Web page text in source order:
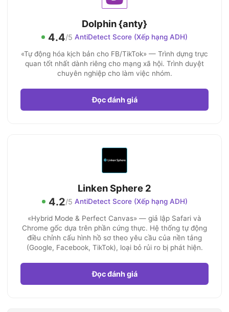
Dolphin {anty}
4.4/5 AntiDetect Score (Xếp hạng ADH)
«Tự động hóa kịch bản cho FB/TikTok» — Trình dựng trực
quan tốt nhất dành riêng cho mạng xã hội. Trình duyệt
chuyên nghiệp cho làm việc nhóm.
Đọc đánh giá
Linken Sphere 2
4.2/5 AntiDetect Score (Xếp hạng ADH)
«Hybrid Mode & Perfect Canvas» — giả lập Safari và
Chrome gốc dựa trên phần cứng thực. Hệ thống tự động
điều chỉnh cấu hình hồ sơ theo yêu cầu của nền tảng
(Google, Facebook, TikTok), loại bỏ rủi ro bị phát hiện.
Đọc đánh giá